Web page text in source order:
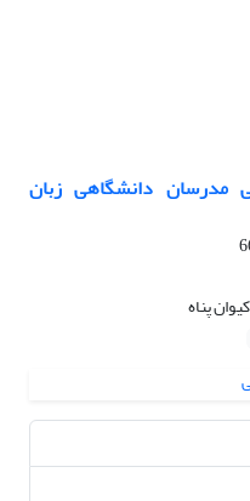
دانشگاهی زبان
پناه